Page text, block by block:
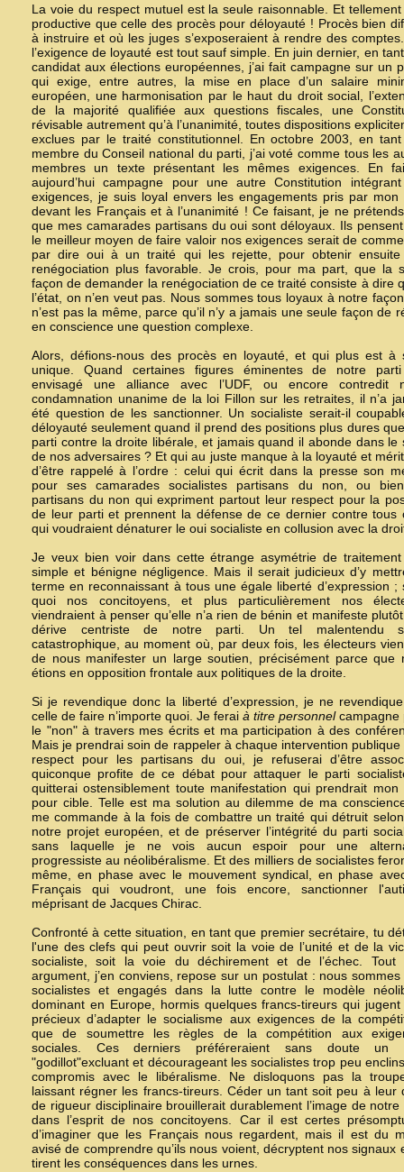
La voie du respect mutuel est la seule raisonnable. Et
productive que celle des procès pour déloyauté ! Procès bien
à instruire et où les juges s’exposeraient à rendre des
l’exigence de loyauté est tout sauf simple. En juin dernier, en
candidat aux élections européennes, j’ai fait campagne sur un
qui exige, entre autres, la mise en place d’un salaire
européen, une harmonisation par le haut du droit social,
de la majorité qualifiée aux questions fiscales, une
révisable autrement qu’à l’unanimité, toutes dispositions
exclues par le traité constitutionnel. En octobre 2003, en
membre du Conseil national du parti, j’ai voté comme tous les
membres un texte présentant les mêmes exigences. En
aujourd’hui campagne pour une autre Constitution
exigences, je suis loyal envers les engagements pris par mon
devant les Français et à l’unanimité ! Ce faisant, je ne
que mes camarades partisans du oui sont déloyaux. Ils
le meilleur moyen de faire valoir nos exigences serait de
par dire oui à un traité qui les rejette, pour obtenir ensuite
renégociation plus favorable. Je crois, pour ma part, que la
façon de demander la renégociation de ce traité consiste à dire
l’état, on n’en veut pas. Nous sommes tous loyaux à notre
n’est pas la même, parce qu’il n’y a jamais une seule façon de
en conscience une question complexe.
Alors, défions-nous des procès en loyauté, et qui plus est à
unique. Quand certaines figures éminentes de notre
envisagé une alliance avec l’UDF, ou encore contredit
condamnation unanime de la loi Fillon sur les retraites, il n’a
été question de les sanctionner. Un socialiste serait-il
déloyauté seulement quand il prend des positions plus dures
parti contre la droite libérale, et jamais quand il abonde dans le
de nos adversaires ? Et qui au juste manque à la loyauté et
d’être rappelé à l’ordre : celui qui écrit dans la presse son
pour ses camarades socialistes partisans du non, ou
partisans du non qui expriment partout leur respect pour la
de leur parti et prennent la défense de ce dernier contre tous
qui voudraient dénaturer le oui socialiste en collusion avec la
Je veux bien voir dans cette étrange asymétrie de
simple et bénigne négligence. Mais il serait judicieux d’y
terme en reconnaissant à tous une égale liberté d’expression ;
quoi nos concitoyens, et plus particulièrement nos
viendraient à penser qu’elle n’a rien de bénin et manifeste
dérive centriste de notre parti. Un tel malentendu
catastrophique, au moment où, par deux fois, les électeurs
de nous manifester un large soutien, précisément parce que
étions en opposition frontale aux politiques de la droite.
Si je revendique donc la liberté d’expression, je ne
celle de faire n’importe quoi. Je ferai à titre personnelcampagne
le "non"à travers mes écrits et ma participation à des
Mais je prendrai soin de rappeler à chaque intervention publique
respect pour les partisans du oui, je refuserai d’être
quiconque profite de ce débat pour attaquer le parti
quitterai ostensiblement toute manifestation qui prendrait mon
pour cible. Telle est ma solution au dilemme de ma
me commande à la fois de combattre un traité qui détruit
notre projet européen, et de préserver l’intégrité du parti
sans laquelle je ne vois aucun espoir pour une
progressiste au néolibéralisme. Et des milliers de socialistes
même, en phase avec le mouvement syndical, en phase
Français qui voudront, une fois encore, sanctionner
méprisant de Jacques Chirac.
Confronté à cette situation, en tant que premier secrétaire, tu
l'une des clefs qui peut ouvrir soit la voie de l’unité et de la
socialiste, soit la voie du déchirement et de l’échec. Tout
argument, j’en conviens, repose sur un postulat : nous sommes
socialistes et engagés dans la lutte contre le modèle
dominant en Europe, hormis quelques francs-tireurs qui jugent
précieux d’adapter le socialisme aux exigences de la
que de soumettre les règles de la compétition aux
sociales. Ces derniers préféreraient sans doute un
"godillot"excluant et décourageant les socialistes trop peu
compromis avec le libéralisme. Ne disloquons pas la
laissant régner les francs-tireurs. Céder un tant soit peu à leur
de rigueur disciplinaire brouillerait durablement l’image de notre
dans l’esprit de nos concitoyens. Car il est certes
d’imaginer que les Français nous regardent, mais il est du
avisé de comprendre qu’ils nous voient, décryptent nos signaux
tirent les conséquences dans les urnes.